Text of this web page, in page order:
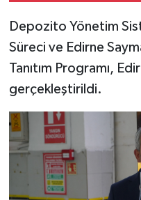
Depozito Yönetim
Süreci ve Edirne
Tanıtım Programı,
gerçekleştirildi.